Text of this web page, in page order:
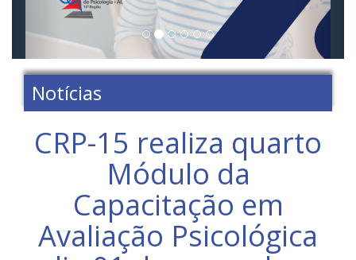
Notícias
CRP-15 realiza quarto
Módulo da
Capacitação em
Avaliação Psicológica